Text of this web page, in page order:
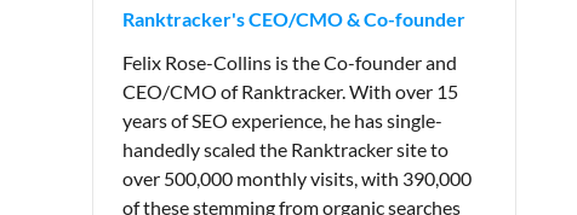
Ranktracker's CEO/CMO & Co-founder
Felix Rose-Collins is the Co-founder and
CEO/CMO of Ranktracker. With over 15
years of SEO experience, he has single-
handedly scaled the Ranktracker site to
over 500,000 monthly visits, with 390,000
of these stemming from organic searches